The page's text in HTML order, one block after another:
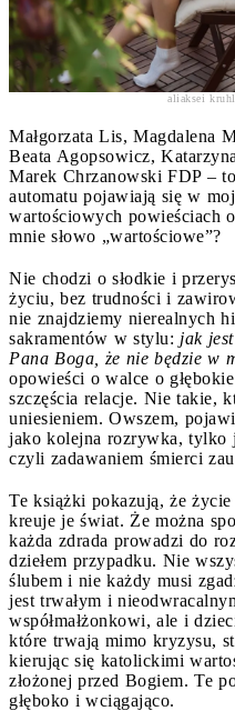
aliaksei
Małgorzata Lis, Magdalena
Beata Agopsowicz,
Marek Chrzanowski FDP –
automatu pojawiają się w
wartościowych powieściach
mnie słowo „wartościowe”?
Nie chodzi o słodkie i
życiu, bez trudności i
nie znajdziemy nierealnych
sakramentów w stylu: jak
Pana Boga, że nie będzie w
opowieści o walce o
szczęścia relacje. Nie takie,
uniesieniem. Owszem,
jako kolejna rozrywka, tylko
czyli zadawaniem śmierci
Te książki pokazują, że
kreuje je świat. Że można
każda zdrada prowadzi do
dziełem przypadku. Nie
ślubem i nie każdy musi
jest trwałym i
współmałżonkowi, ale i
które trwają mimo kryzysu,
kierując się katolickimi
złożonej przed Bogiem. Te
głęboko i wciągająco.